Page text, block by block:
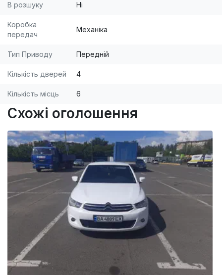
В розшуку Ні
Коробка
передач
Механіка
Тип Приводу Передній
Кількість дверей 4
Кількість місць 6
Схожі оголошення